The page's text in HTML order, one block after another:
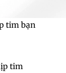
tim bạn
tim